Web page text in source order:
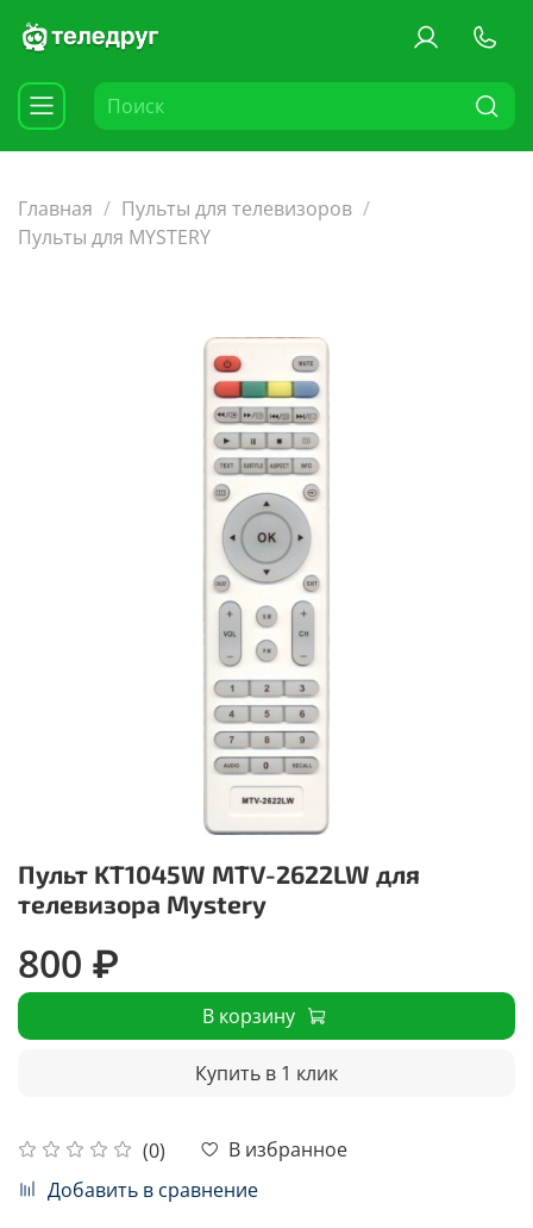
Главная
Пульты для телевизоров
Пульты для MYSTERY
Пульт KT1045W MTV-2622LW для
телевизора Mystery
(0)
В избранное
Добавить в сравнение
800 ₽
В корзину
Купить в 1 клик